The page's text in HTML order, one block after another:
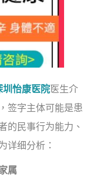
圳怡康医院医生介
签字主体可能是患
的民事行为能力、
详细分析：
属